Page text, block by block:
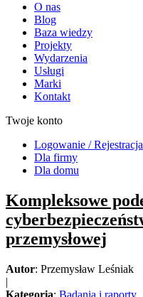
O nas
Blog
Baza wiedzy
Projekty
Wydarzenia
Usługi
Marki
Kontakt
Twoje konto
Logowanie / Rejestracja
Dla firmy
Dla domu
Kompleksowe
przemysłowej
Autor: Przemysław Leśniak
|
Kategoria: Badania i raporty